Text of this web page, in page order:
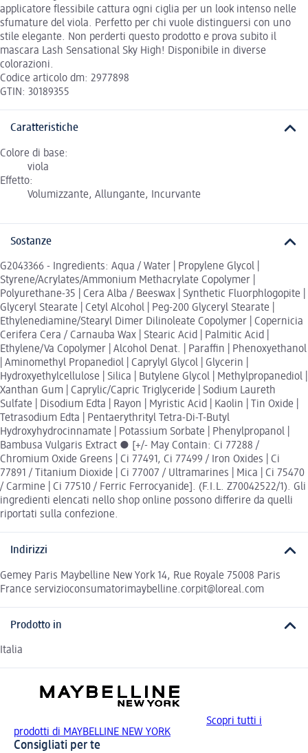
applicatore flessibile cattura ogni ciglia per un look intenso nelle
sfumature del viola. Perfetto per chi vuole distinguersi con uno
stile elegante. Non perderti questo prodotto e prova subito il
mascara Lash Sensational Sky High! Disponibile in diverse
colorazioni.
Codice articolo dm: 2977898
GTIN: 30189355
Caratteristiche
Colore di base:
viola
Effetto:
Volumizzante, Allungante, Incurvante
Sostanze
G2043366 - Ingredients: Aqua / Water | Propylene Glycol |
Styrene/Acrylates/Ammonium Methacrylate Copolymer |
Polyurethane-35 | Cera Alba / Beeswax | Synthetic Fluorphlogopite |
Glyceryl Stearate | Cetyl Alcohol | Peg-200 Glyceryl Stearate |
Ethylenediamine/Stearyl Dimer Dilinoleate Copolymer | Copernicia
Cerifera Cera / Carnauba Wax | Stearic Acid | Palmitic Acid |
Ethylene/Va Copolymer | Alcohol Denat. | Paraffin | Phenoxyethanol
| Aminomethyl Propanediol | Caprylyl Glycol | Glycerin |
Hydroxyethylcellulose | Silica | Butylene Glycol | Methylpropanediol |
Xanthan Gum | Caprylic/Capric Triglyceride | Sodium Laureth
Sulfate | Disodium Edta | Rayon | Myristic Acid | Kaolin | Tin Oxide |
Tetrasodium Edta | Pentaerythrityl Tetra-Di-T-Butyl
Hydroxyhydrocinnamate | Potassium Sorbate | Phenylpropanol |
Bambusa Vulgaris Extract ● [+/- May Contain: Ci 77288 /
Chromium Oxide Greens | Ci 77491, Ci 77499 / Iron Oxides | Ci
77891 / Titanium Dioxide | Ci 77007 / Ultramarines | Mica | Ci 75470
/ Carmine | Ci 77510 / Ferric Ferrocyanide]. (F.I.L. Z70042522/1). Gli
ingredienti elencati nello shop online possono differire da quelli
riportati sulla confezione.
Indirizzi
Gemey Paris Maybelline New York 14, Rue Royale 75008 Paris
France servizioconsumatorimaybelline.corpit@loreal.com
Prodotto in
Italia
Scopri tutti i
prodotti di MAYBELLINE NEW YORK
Consigliati per te